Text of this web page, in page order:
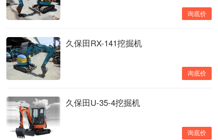
询底价
久保田RX-141挖掘机
询底价
久保田U-35-4挖掘机
询底价